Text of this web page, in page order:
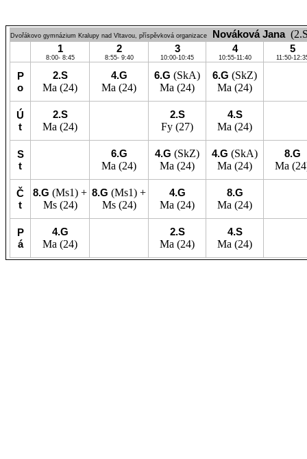
Dvořákovo gymnázium Kralupy nad Vltavou, příspěvková organizace Nováková Jana
1
8:00- 8:45
2
8:55- 9:40
3
10:00-10:45
4
10:55-11:40
5
11:50-
P
o
2.S
Ma (24)
4.G
Ma (24)
6.G (SkA)
Ma (24)
6.G (SkZ)
Ma (24)
Ú
t
2.S
Ma (24)
2.S
Fy (27)
4.S
Ma (24)
S
t
6.G
Ma (24)
4.G (SkZ)
Ma (24)
4.G (SkA)
Ma (24)
8.G
Ma
Č
t
8.G (Ms1) +
Ms(24)
8.G (Ms1) +
Ms(24)
4.G
Ma (24)
8.G
Ma (24)
P
á
4.G
Ma (24)
2.S
Ma (24)
4.S
Ma (24)